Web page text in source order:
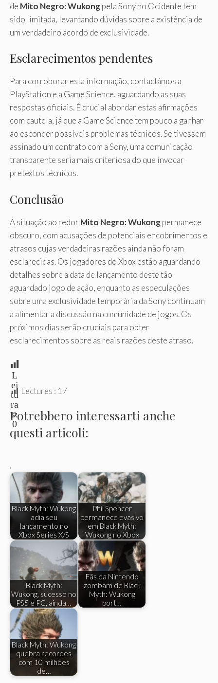
de Mito Negro: Wukongpela Sony no Ocidente tem
sido limitada, levantando dúvidas sobre a existência de
um verdadeiro acordo de exclusividade.
Esclarecimentos pendentes
Para corroborar esta informação, contactámos a
PlayStation e a Game Science, aguardando as suas
respostas oficiais. É crucial abordar estas afirmações
com cautela, já que a Game Science tem pouco a ganhar
ao esconder possíveis problemas técnicos. Se tivessem
assinado um contrato com a Sony, uma comunicação
transparente seria mais criteriosa do que invocar
pretextos técnicos.
Conclusão
A situação ao redor Mito Negro: Wukongpermanece
obscuro, com acusações de potenciais encobrimentos e
atrasos cujas verdadeiras razões ainda não foram
esclarecidas. Os jogadores do Xbox estão aguardando
detalhes sobre a data de lançamento deste tão
aguardado jogo de ação, enquanto as especulações
sobre uma exclusividade temporária da Sony continuam
a alimentar a discussão na comunidade de jogos. Os
próximos dias serão cruciais para obter
esclarecimentos sobre as reais razões deste atraso.
L
ei
tu
ra
s:
0
Lectures : 17
Potrebbero interessarti anche
questi articoli:
.
Black Myth: Wukong
adia seu
lançamento no
Xbox Series X/S
Phil Spencer
permanece evasivo
em Black Myth:
Wukong no Xbox
Black Myth:
Wukong, sucesso no
PS5 e PC, ainda…
Fãs da Nintendo
zombam de Black
Myth: Wukong
port…
Black Myth: Wukong
quebra recordes
com 10 milhões
de…